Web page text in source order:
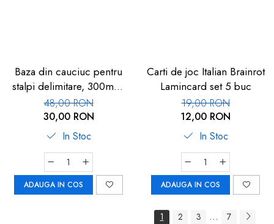
Baza din cauciuc pentru
stalpi delimitare, 300mm,
neagra
48,00 RON
30,00 RON
In Stoc
ADAUGA IN COS
Carti de joc Italian Brainrot
Lamincard set 5 buc
19,00 RON
12,00 RON
In Stoc
ADAUGA IN COS
1 2 3 ... 7